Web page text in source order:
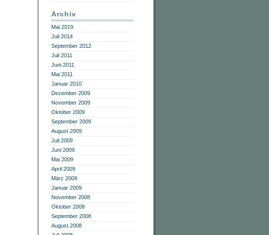
Archiv
Mai 2019
Juli 2014
September 2012
Juli 2011
Juni 2011
Mai 2011
Januar 2010
Dezember 2009
November 2009
Oktober 2009
September 2009
August 2009
Juli 2009
Juni 2009
Mai 2009
April 2009
März 2009
Januar 2009
November 2008
Oktober 2008
September 2008
August 2008